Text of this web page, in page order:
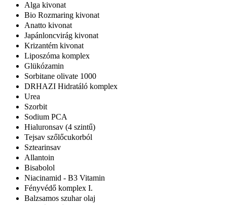
Alga kivonat
Bio Rozmaring kivonat
Anatto kivonat
Japánloncvirág kivonat
Krizantém kivonat
Liposzóma komplex
Glükózamin
Sorbitane olivate 1000
DRHAZI Hidratáló komplex
Urea
Szorbit
Sodium PCA
Hialuronsav (4 szintű)
Tejsav szőlőcukorból
Sztearinsav
Allantoin
Bisabolol
Niacinamid - B3 Vitamin
Fényvédő komplex I.
Balzsamos szuhar olaj